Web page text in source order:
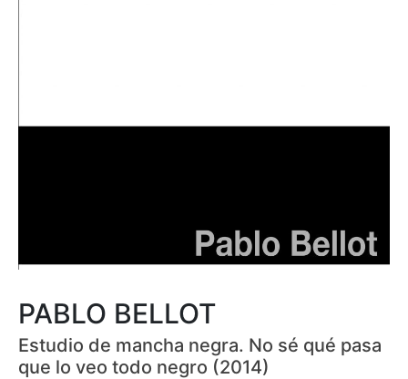
PABLO BELLOT
Estudio de mancha negra. No sé qué pasa
que lo veo todo negro (2014)